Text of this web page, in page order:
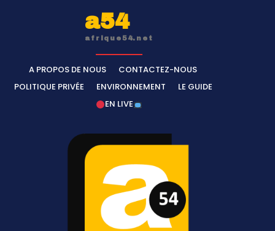
a54
afrique54.net
A PROPOS DE NOUS
CONTACTEZ-NOUS
POLITIQUE PRIVÉE
ENVIRONNEMENT
LE GUIDE
EN LIVE